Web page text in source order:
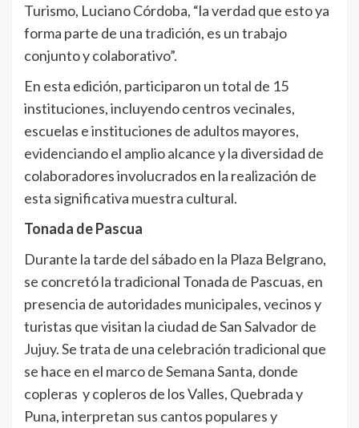
Turismo, Luciano Córdoba, “la verdad que esto ya
forma parte de una tradición, es un trabajo
conjunto y colaborativo”.
En esta edición, participaron un total de 15
instituciones, incluyendo centros vecinales,
escuelas e instituciones de adultos mayores,
evidenciando el amplio alcance y la diversidad de
colaboradores involucrados en la realización de
esta significativa muestra cultural.
Tonada de Pascua
Durante la tarde del sábado en la Plaza Belgrano,
se concretó la tradicional Tonada de Pascuas, en
presencia de autoridades municipales, vecinos y
turistas que visitan la ciudad de San Salvador de
Jujuy. Se trata de una celebración tradicional que
se hace en el marco de Semana Santa, donde
copleras y copleros de los Valles, Quebrada y
Puna, interpretan sus cantos populares y